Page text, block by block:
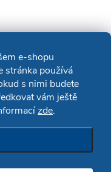
e-shopu
stránka používá
s nimi budete
vám ještě
zde.